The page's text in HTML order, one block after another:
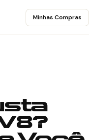
Minhas Compras